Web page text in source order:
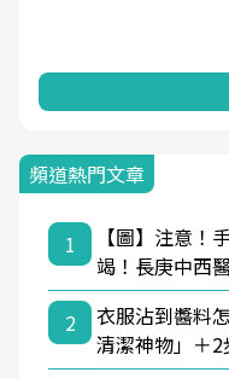
頻道熱門文章
1
【圖】注意！
竭！長庚中西
2
衣服沾到醬料
清潔神物」＋